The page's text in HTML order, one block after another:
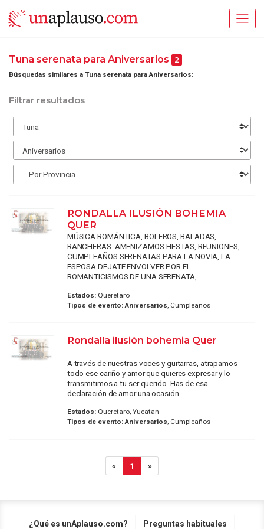
Tuna serenata para Aniversarios 2
Búsquedas similares a Tuna serenata para Aniversarios:
Filtrar resultados
RONDALLA ILUSIÓN BOHEMIA
QUER
MÚSICA ROMÁNTICA, BOLEROS, BALADAS,
RANCHERAS. AMENIZAMOS FIESTAS, REUNIONES,
CUMPLEAÑOS SERENATAS PARA LA NOVIA, LA
ESPOSA DEJATE ENVOLVER POR EL
ROMANTICISMOS DE UNA SERENATA, ...
Estados:Queretaro
Tipos de evento: Aniversarios, Cumpleaños
Rondalla ilusión bohemia Quer
A través de nuestras voces y guitarras, atrapamos
todo ese cariño y amor que quieres expresar y lo
transmitimos a tu ser querido. Has de esa
declaración de amor una ocasión ...
Estados:Queretaro, Yucatan
Tipos de evento: Aniversarios, Cumpleaños
« 1 »
¿Qué es unAplauso.com? Preguntas habituales